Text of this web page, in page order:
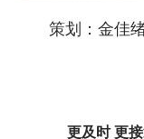
策划：金佳
更及时 更